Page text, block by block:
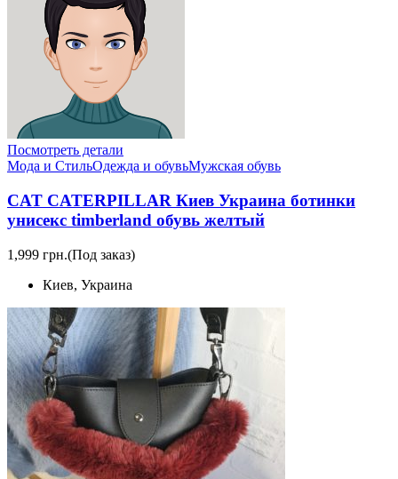
Посмотреть детали
Мода и СтильОдежда и обувьМужская обувь
CAT CATERPILLAR Киев Украина ботинки
унисекс timberland обувь желтый
1,999 грн.(Под заказ)
Киев, Украина